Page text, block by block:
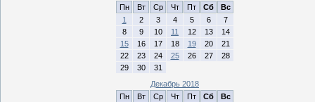
Пн
Вт Ср Чт Пт Сб
Вс
1
2 3 4 5 6
7
8
9 10 11 12 13
14
15
16 17 18 19 20
21
22
23 24 25 26 27
28
29
30
31
Декабрь 2018
Пн
Вт Ср Чт Пт Сб
Вс